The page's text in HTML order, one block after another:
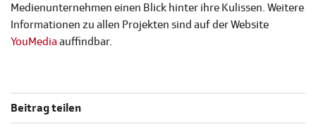
Medienunternehmen einen Blick hinter ihre Kulissen. Weitere
Informationen zu allen Projekten sind auf der Website
YouMediaauffindbar.
Beitrag teilen